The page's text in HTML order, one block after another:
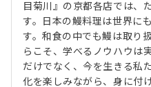
目菊川』の京都各店では、
す。日本の鰻料理は世界に
す。和食の中でも鰻は取り
らこそ、学べるノウハウは
だけでなく、今を生きる私
化を楽しみながら、身に付